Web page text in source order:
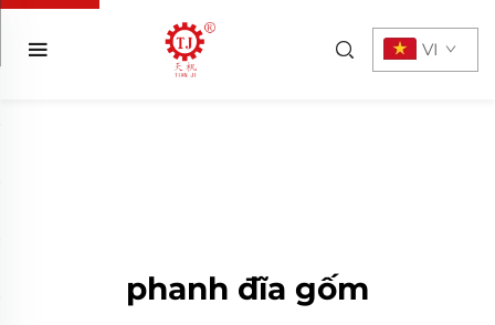
VI
phanh đĩa gốm